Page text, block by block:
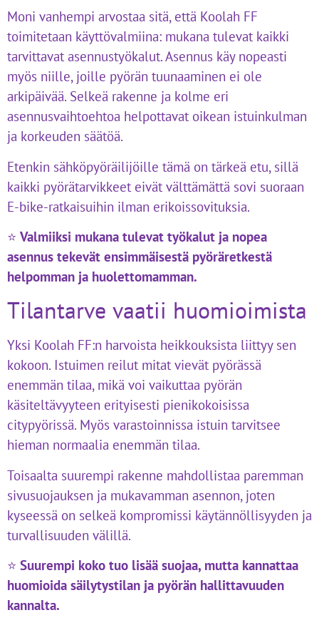
Moni vanhempi arvostaa sitä, että Koolah FF
toimitetaan käyttövalmiina: mukana tulevat kaikki
tarvittavat asennustyökalut. Asennus käy nopeasti
myös niille, joille pyörän tuunaaminen ei ole
arkipäivää. Selkeä rakenne ja kolme eri
asennusvaihtoehtoa helpottavat oikean istuinkulman
ja korkeuden säätöä.
Etenkin sähköpyöräilijöille tämä on tärkeä etu, sillä
kaikki pyörätarvikkeet eivät välttämättä sovi suoraan
E-bike-ratkaisuihin ilman erikoissovituksia.
⭐ Valmiiksi mukana tulevat työkalut ja nopea
asennus tekevät ensimmäisestä pyöräretkestä
helpomman ja huolettomamman.
Tilantarve vaatii huomioimista
Yksi Koolah FF:n harvoista heikkouksista liittyy sen
kokoon. Istuimen reilut mitat vievät pyörässä
enemmän tilaa, mikä voi vaikuttaa pyörän
käsiteltävyyteen erityisesti pienikokoisissa
citypyörissä. Myös varastoinnissa istuin tarvitsee
hieman normaalia enemmän tilaa.
Toisaalta suurempi rakenne mahdollistaa paremman
sivusuojauksen ja mukavamman asennon, joten
kyseessä on selkeä kompromissi käytännöllisyyden ja
turvallisuuden välillä.
⭐ Suurempi koko tuo lisää suojaa, mutta kannattaa
huomioida säilytystilan ja pyörän hallittavuuden
kannalta.